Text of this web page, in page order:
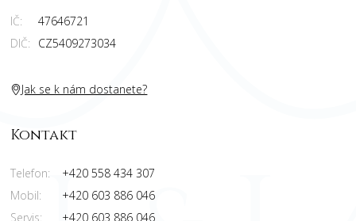
IČ:
47646721
DIČ:
CZ5409273034
Jak se k nám dostanete?
Kontakt
Telefon:
+420 558 434 307
Mobil:
+420 603 886 046
Servis:
+420 603 886 046